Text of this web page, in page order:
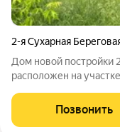
2-я Сухарная
Дом новой постройки
расположен на
основных
а газопровод находится
Позвонить